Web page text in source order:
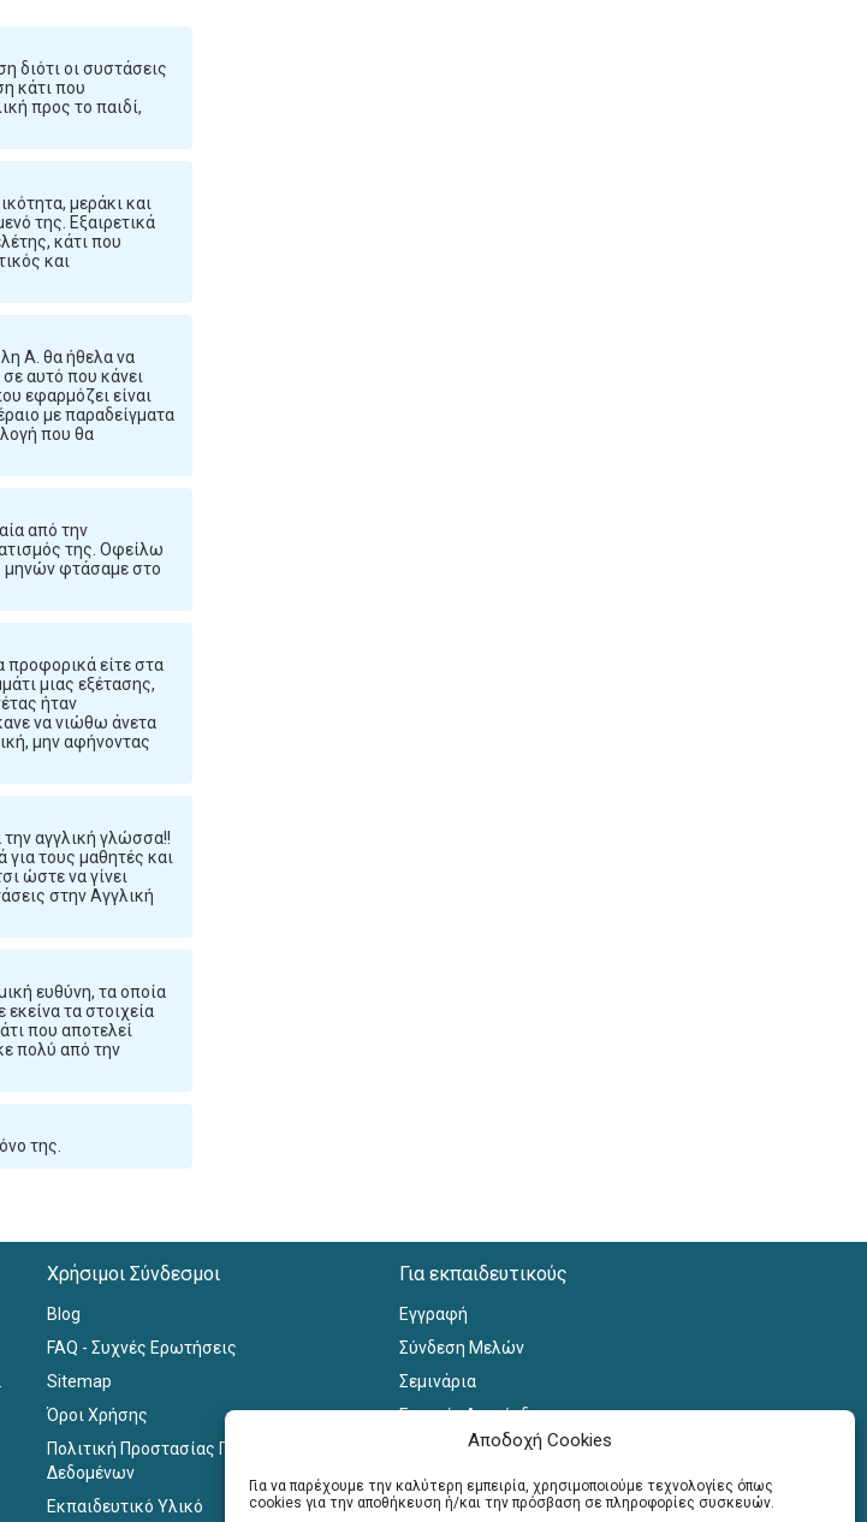
Αποδοχή Cookies
Για να παρέχουμε την καλύτερη εμπειρία, χρησιμοποιούμε τεχνολογίες όπως
cookies για την αποθήκευση ή/και την πρόσβαση σε πληροφορίες συσκευών.
διότι οι συστάσεις
κάτι που
προς το παιδί,
μεράκι και
της. Εξαιρετικά
κάτι που
και
Α. θα ήθελα να
αυτό που κάνει
εφαρμόζει είναι
με παραδείγματα
που θα
από την
της. Οφείλω
μηνών φτάσαμε στο
προφορικά είτε στα
μιας εξέτασης,
ήταν
να νιώθω άνετα
μην αφήνοντας
την αγγλική γλώσσα!!
τους μαθητές και
ώστε να γίνει
στην Αγγλική
ευθύνη, τα οποία
τα στοιχεία
που αποτελεί
πολύ από την
της.
Χρήσιμοι Σύνδεσμοι
Blog
FAQ - Συχνές Ερωτήσεις
Sitemap
Όροι Χρήσης
Πολιτική Προστασίας Προσωπικών
Δεδομένων
Εκπαιδευτικό Υλικό
Για εκπαιδευτικούς
Εγγραφή
Σύνδεση Μελών
Σεμινάρια
Γραφείο Διασύνδεσης